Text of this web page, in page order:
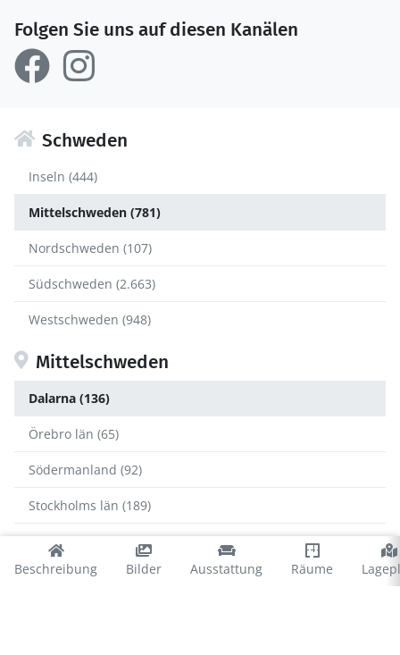
Beschreibung Bilder Ausstattung Räume
Folgen Sie uns auf diesen Kanälen
Schweden
Inseln (444)
Mittelschweden (781)
Nordschweden (107)
Südschweden (2.663)
Westschweden (948)
Mittelschweden
Dalarna (136)
Örebro län (65)
Södermanland (92)
Stockholms län (189)
Uppsala län (14)
Värmland (273)